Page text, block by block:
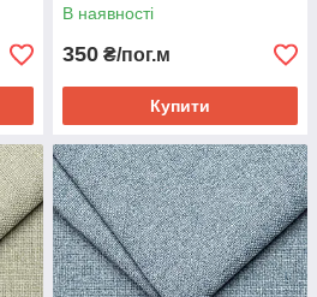
В наявності
350 ₴/пог.м
Купити